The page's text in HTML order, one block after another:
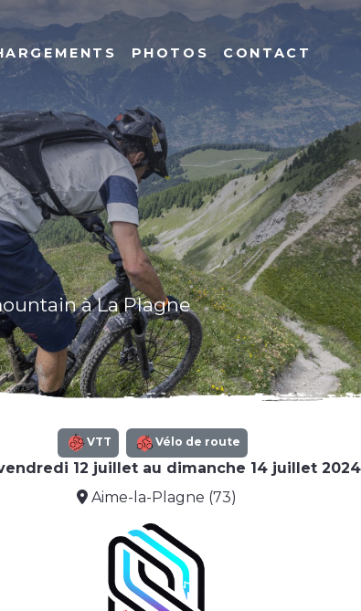
PHOTOS CONTACT
à La Plagne
VTT Vélo de route
12 juillet au dimanche 14 juillet 2024
Aime-la-Plagne (73)